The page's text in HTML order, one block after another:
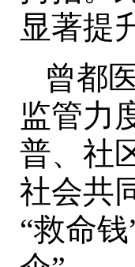
显著提
曾都
监管力
普、社
社会共
“救命